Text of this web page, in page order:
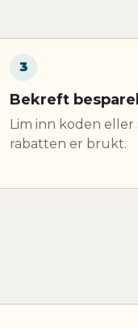
3
Bekreft
Lim inn koden
rabatten er brukt.